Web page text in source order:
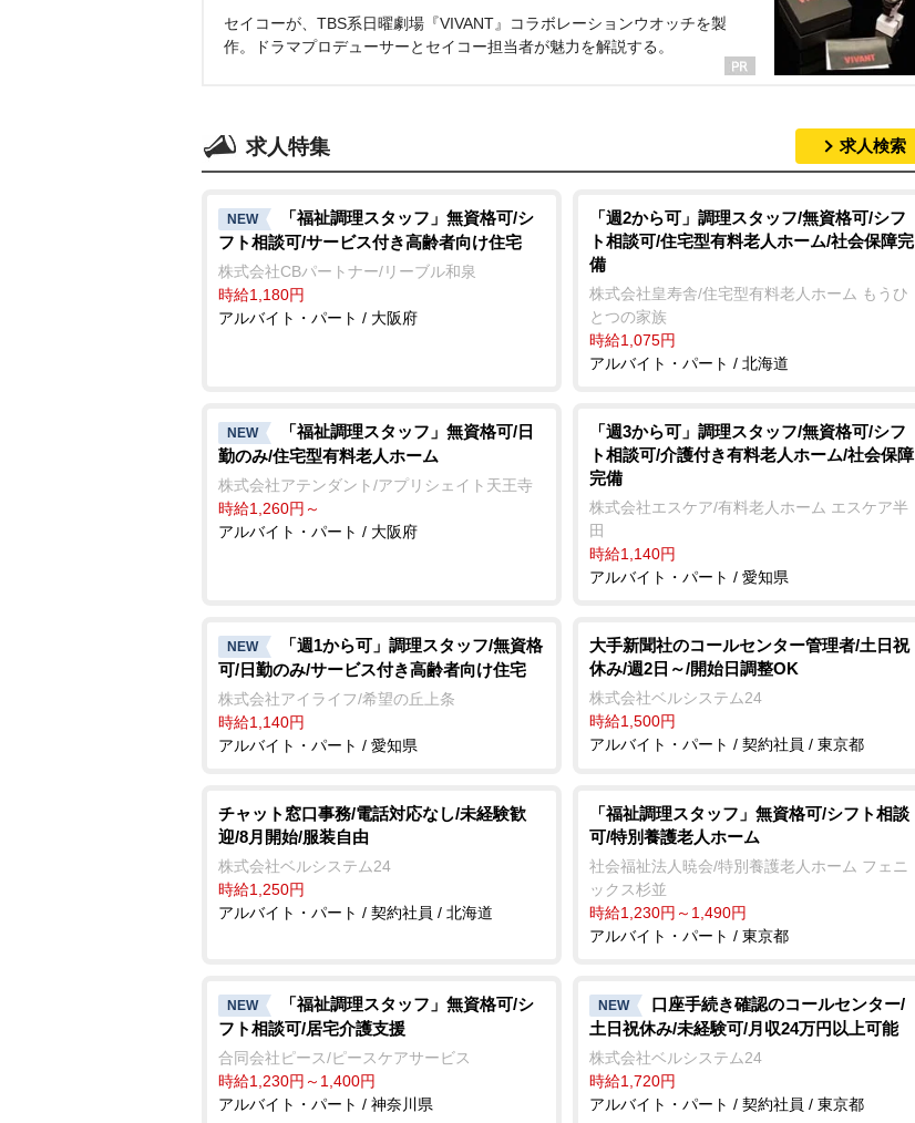
セイコーが、TBS系日曜劇場『VIVANT』コラボレーションウオッチを製
作。ドラマプロデューサーとセイコー担当者が魅力を解説する。
求人特集 求人検索
NEW
「福祉調理スタッフ」無資格可/シ
フト相談可/サービス付き高齢者向け住宅
株式会社CBパートナー/リーブル和泉
時給1,180円
アルバイト・パート / 大阪府
「週2から可」調理スタッフ/無資格可/シフ
ト相談可/住宅型有料老人ホーム/社会保障完
備
株式会社皇寿舎/住宅型有料老人ホーム もうひ
とつの家族
時給1,075円
アルバイト・パート / 北海道
NEW
「福祉調理スタッフ」無資格可/日
勤のみ/住宅型有料老人ホーム
株式会社アテンダント/アプリシェイト天王寺
時給1,260円～
アルバイト・パート / 大阪府
「週3から可」調理スタッフ/無資格可/シフ
ト相談可/介護付き有料老人ホーム/社会保障
完備
株式会社エスケア/有料老人ホーム エスケア半
田
時給1,140円
アルバイト・パート / 愛知県
NEW
「週1から可」調理スタッフ/無資格
可/日勤のみ/サービス付き高齢者向け住宅
株式会社アイライフ/希望の丘上条
時給1,140円
アルバイト・パート / 愛知県
大手新聞社のコールセンター管理者/土日祝
休み/週2日～/開始日調整OK
株式会社ベルシステム24
時給1,500円
アルバイト・パート / 契約社員 / 東京都
チャット窓口事務/電話対応なし/未経験歓
迎/8月開始/服装自由
株式会社ベルシステム24
時給1,250円
アルバイト・パート / 契約社員 / 北海道
「福祉調理スタッフ」無資格可/シフト相談
可/特別養護老人ホーム
社会福祉法人暁会/特別養護老人ホーム フェニ
ックス杉並
時給1,230円～1,490円
アルバイト・パート / 東京都
NEW
「福祉調理スタッフ」無資格可/シ
フト相談可/居宅介護支援
合同会社ピース/ピースケアサービス
時給1,230円～1,400円
アルバイト・パート / 神奈川県
NEW
口座手続き確認のコールセンター/
土日祝休み/未経験可/月収24万円以上可能
株式会社ベルシステム24
時給1,720円
アルバイト・パート / 契約社員 / 東京都